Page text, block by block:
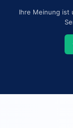
Ihre Meinung ist